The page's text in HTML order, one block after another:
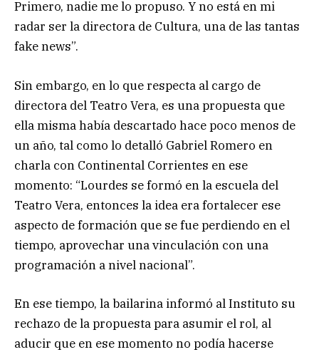
Primero, nadie me lo propuso. Y no está en mi
radar ser la directora de Cultura, una de las tantas
fake news”.
Sin embargo, en lo que respecta al cargo de
directora del Teatro Vera, es una propuesta que
ella misma había descartado hace poco menos de
un año, tal como lo detalló Gabriel Romero en
charla con Continental Corrientes en ese
momento: “Lourdes se formó en la escuela del
Teatro Vera, entonces la idea era fortalecer ese
aspecto de formación que se fue perdiendo en el
tiempo, aprovechar una vinculación con una
programación a nivel nacional”.
En ese tiempo, la bailarina informó al Instituto su
rechazo de la propuesta para asumir el rol, al
aducir que en ese momento no podía hacerse